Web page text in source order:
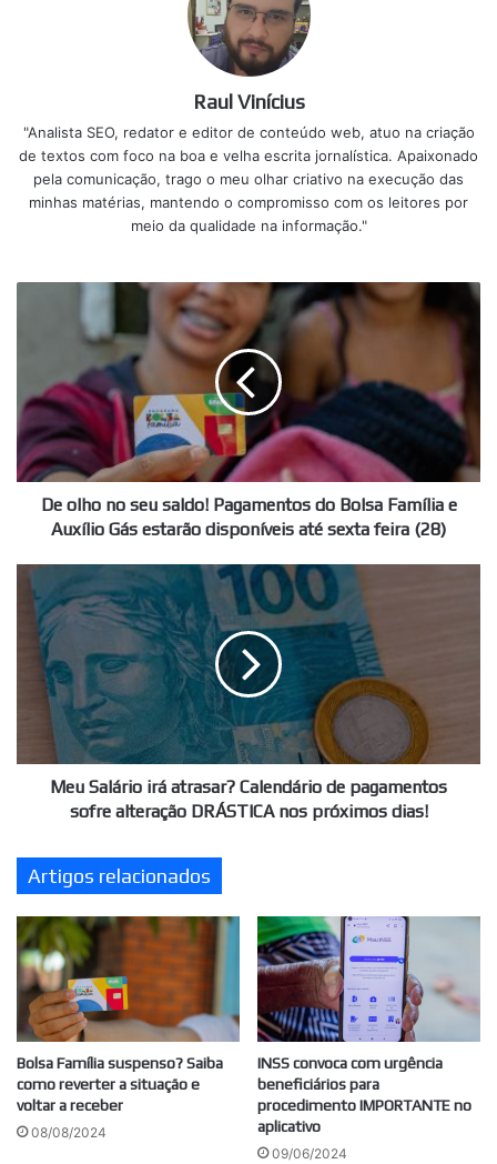
Raul Vinícius
"Analista SEO, redator e editor de conteúdo web, atuo na criação
de textos com foco na boa e velha escrita jornalística. Apaixonado
pela comunicação, trago o meu olhar criativo na execução das
minhas matérias, mantendo o compromisso com os leitores por
meio da qualidade na informação."
saldo!
Pagamentos
do
Bolsa
Família
Auxílio
estarão
disponíveis
até
sexta
feira
De olho no seu saldo! Pagamentos do Bolsa Família e
Auxílio Gás estarão disponíveis até sexta feira (28)
Meu
Salário
atrasar?
Calendário
pagamentos
alteração
DRÁSTICA
dias!
Meu Salário irá atrasar? Calendário de pagamentos
sofre alteração DRÁSTICA nos próximos dias!
Artigos relacionados
Bolsa Família suspenso? Saiba
como reverter a situação e
voltar a receber
08/08/2024
INSS convoca com urgência
beneficiários para
procedimento IMPORTANTE no
aplicativo
09/06/2024